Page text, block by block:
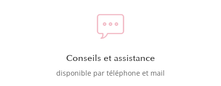
Conseils et assistance
disponible par téléphone et mail